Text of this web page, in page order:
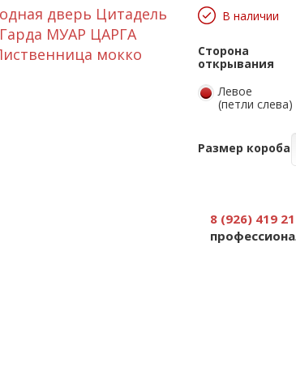
В наличии
Сторона
открывания
Левое
(петли слева)
Размер короба
8 (926) 419